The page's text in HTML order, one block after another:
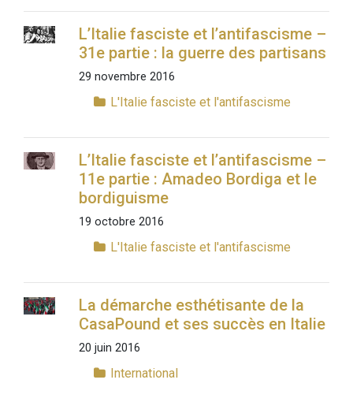
L’Italie fasciste et l’antifascisme –
31e partie : la guerre des partisans
29 novembre 2016
L'Italie fasciste et l'antifascisme
L’Italie fasciste et l’antifascisme –
11e partie : Amadeo Bordiga et le
bordiguisme
19 octobre 2016
L'Italie fasciste et l'antifascisme
La démarche esthétisante de la
CasaPound et ses succès en Italie
20 juin 2016
International